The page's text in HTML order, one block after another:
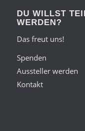
DU WILLST
WERDEN?
Das freut uns!
Spenden
Aussteller werden
Kontakt